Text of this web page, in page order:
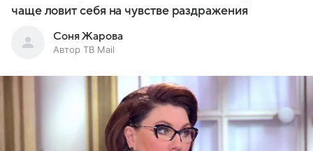
чаще ловит себя на чувстве раздражения
Соня Жарова
Автор ТВ Mail